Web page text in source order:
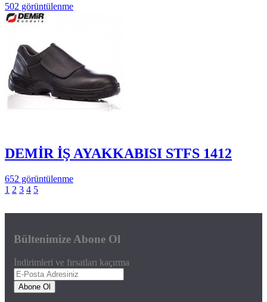
502 görüntülenme
DEMİR İŞ AYAKKABISI STFS 1412
652 görüntülenme
1 2 3 4 5
Bültenimize Abone Ol
İndirimleri ve fırsatları kaçırma
Abone Ol